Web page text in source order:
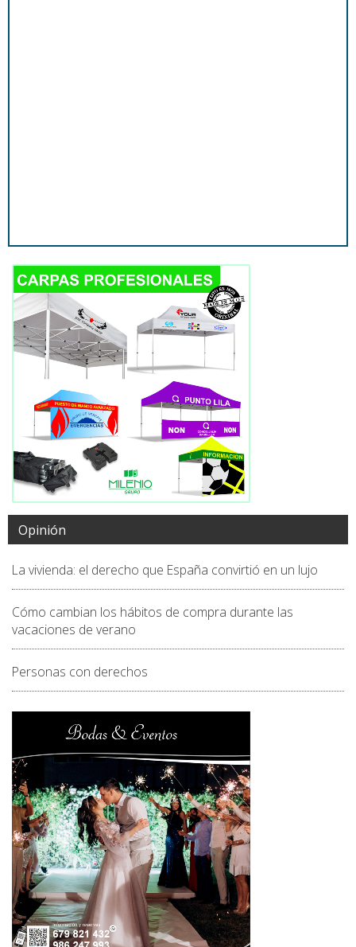
Opinión
La vivienda: el derecho que España convirtió en un lujo
Cómo cambian los hábitos de compra durante las
vacaciones de verano
Personas con derechos